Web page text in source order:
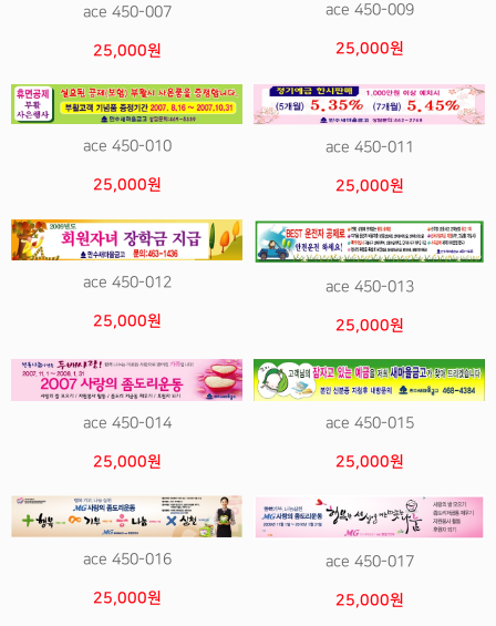
ace 450-007
25,000원
ace 450-009
25,000원
ace 450-010
25,000원
ace 450-011
25,000원
ace 450-012
25,000원
ace 450-013
25,000원
ace 450-014
25,000원
ace 450-015
25,000원
ace 450-016
25,000원
ace 450-017
25,000원